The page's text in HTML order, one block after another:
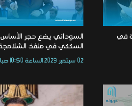
في
السوداني يضع حجر الأساس
السككي في منفذ
02 سبتمبر 2023 الساعة 10:50 صباحًا